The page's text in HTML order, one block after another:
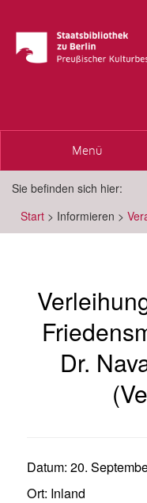
Toggle
Menü
Sie befinden sich hier:
Start > Informieren >
Dr.
Datum: 20.
Ort: Inland